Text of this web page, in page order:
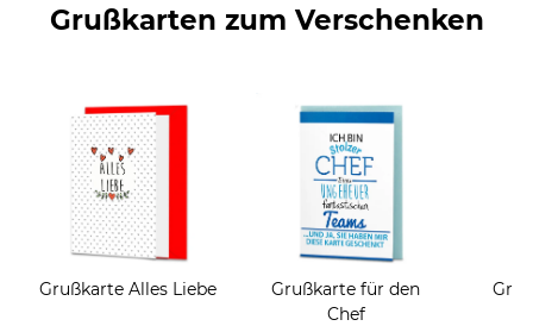
Grußkarten zum Verschenken
Grußkarte Alles Liebe
Grußkarte für den
Chef